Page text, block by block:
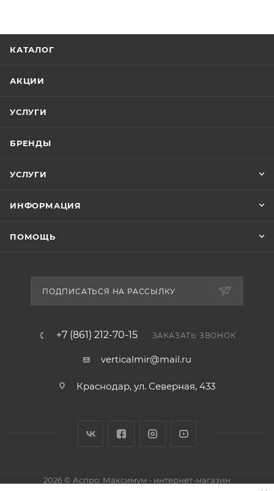
КАТАЛОГ
АКЦИИ
УСЛУГИ
БРЕНДЫ
УСЛУГИ
ИНФОРМАЦИЯ
ПОМОЩЬ
ПОДПИСАТЬСЯ НА РАССЫЛКУ
+7 (861) 212-70-15 ЗАКАЗАТЬ ЗВОНОК
verticalmir@mail.ru
Краснодар, ул. Северная, 433
2026 © Аспро: Максимум - интернет-магазин